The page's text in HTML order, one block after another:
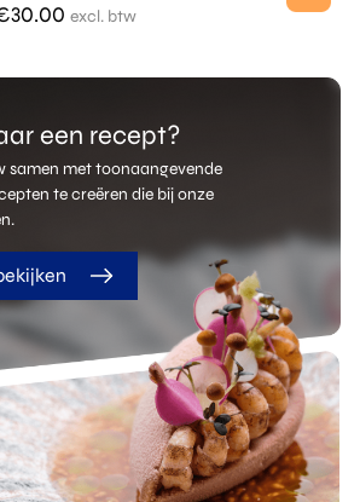
30.00 excl. btw
een recept?
samen met toonaangevende
te creëren die bij onze